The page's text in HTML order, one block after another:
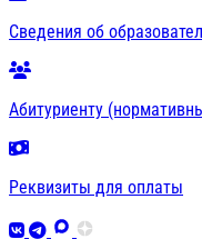
Сведения об
Абитуриенту
Реквизиты для оплаты